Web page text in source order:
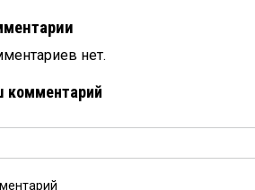
нет.
комментарий